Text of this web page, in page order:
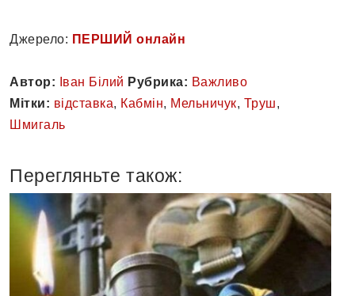
Джерело: ПЕРШИЙ онлайн
Автор: Іван Білий Рубрика: Важливо
Мітки: відставка, Кабмін, Мельничук, Труш,
Шмигаль
Перегляньте також: